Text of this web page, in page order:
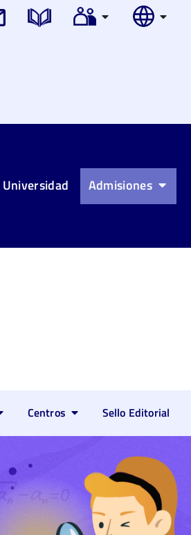
Universidad Admisiones
Centros Sello Editorial